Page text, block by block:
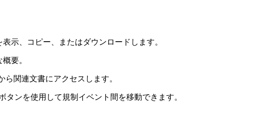
表示、コピー、またはダウンロードします。
要。
ら関連文書にアクセスします。
タンを使用して規制イベント間を移動できます。